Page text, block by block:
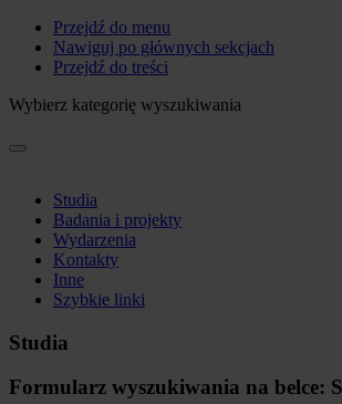
Przejdź do menu
Nawiguj po głównych sekcjach
Przejdź do treści
Wybierz kategorię wyszukiwania
Studia
Badania i projekty
Wydarzenia
Kontakty
Inne
Szybkie linki
Studia
Formularz wyszukiwania na belce: